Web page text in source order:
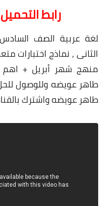
رابط
لغة عربية الصف
الثانى , نماذج اختبارات
منهج شهر أبريل + اهم
طاهر عويضه وللوصول
طاهر عويضه واشترك